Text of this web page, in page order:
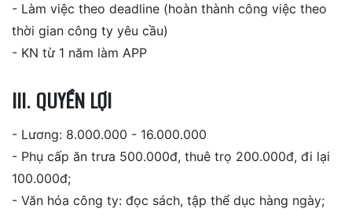
- Làm việc theo deadline (hoàn thành công việc theo
thời gian công ty yêu cầu)
- KN từ 1 năm làm APP
III. QUYỀN LỢI
- Lương: 8.000.000 - 16.000.000
- Phụ cấp ăn trưa 500.000đ, thuê trọ 200.000đ, đi lại
100.000đ;
- Văn hóa công ty: đọc sách, tập thể dục hàng ngày;